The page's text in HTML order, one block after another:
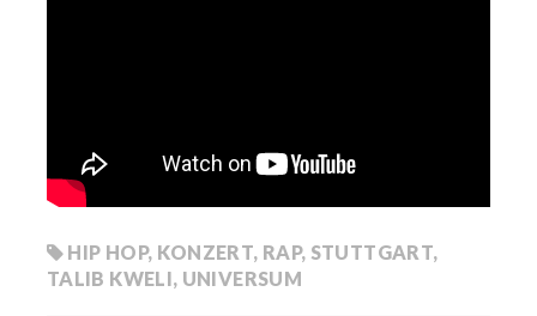
HIP HOP, KONZERT, RAP, STUTTGART,
TALIB KWELI, UNIVERSUM